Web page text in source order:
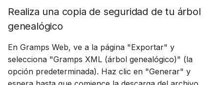
Realiza una copia de seguridad de tu árbol
genealógico
En Gramps Web, ve a la página "Exportar" y
selecciona "Gramps XML (árbol genealógico)" (la
opción predeterminada). Haz clic en "Generar" y